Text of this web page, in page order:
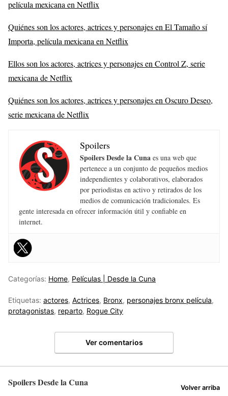
película mexicana en Netflix
Quiénes son los actores, actrices y personajes en El Tamaño sí
Importa, película mexicana en Netflix
Ellos son los actores, actrices y personajes en Control Z, serie
mexicana de Netflix
Quiénes son los actores, actrices y personajes en Oscuro Deseo,
serie mexicana de Netflix
Spoilers
Spoilers Desde la Cuna es una web que
pertenece a un conjunto de pequeños medios
independientes y colaborativos, elaborados
por periodistas en activo y retirados de los
medios de comunicación tradicionales. Es
gente interesada en ofrecer información útil y confiable en
internet.
Categorías: Home, Películas | Desde la Cuna
Etiquetas: actores, Actrices, Bronx, personajes bronx película,
protagonistas, reparto, Rogue City
Ver comentarios
Spoilers Desde la Cuna Volver arriba